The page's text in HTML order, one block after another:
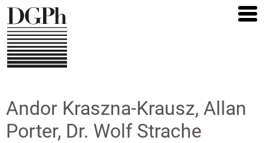
Direkt
zum
Inhalt
Andor Kraszna-Krausz, Allan
Porter, Dr. Wolf Strache